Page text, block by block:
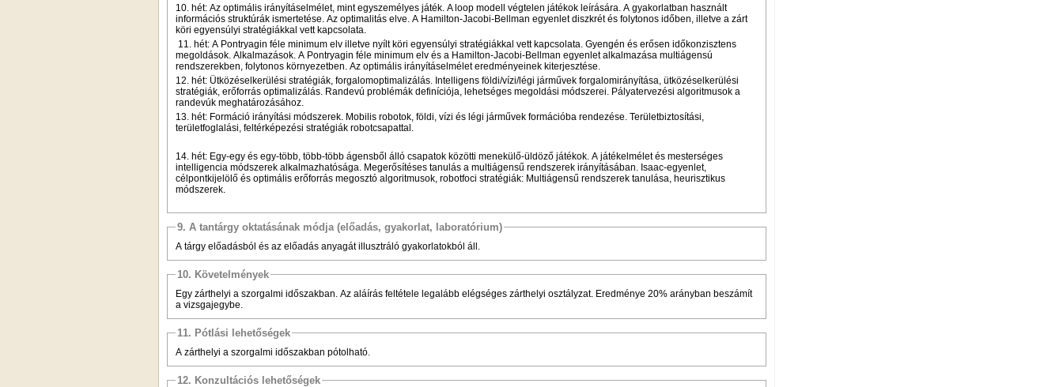
10. hét: Az optimális irányításelmélet, mint egyszemélyes játék. A loop modell végtelen játékok leírására. A gyakorlatban használt
információs struktúrák ismertetése. Az optimalitás elve. A Hamilton-Jacobi-Bellman egyenlet diszkrét és folytonos időben, illetve a zárt
köri egyensúlyi stratégiákkal vett kapcsolata.
11. hét: A Pontryagin féle minimum elv illetve nyílt köri egyensúlyi stratégiákkal vett kapcsolata. Gyengén és erősen időkonzisztens
megoldások. Alkalmazások. A Pontryagin féle minimum elv és a Hamilton-Jacobi-Bellman egyenlet alkalmazása multiágensú
rendszerekben, folytonos környezetben. Az optimális irányításelmélet eredményeinek kiterjesztése.
12. hét: Ütközéselkerülési stratégiák, forgalomoptimalizálás. Intelligens földi/vízi/légi járművek forgalomirányítása, ütközéselkerülési
stratégiák, erőforrás optimalizálás. Randevú problémák definíciója, lehetséges megoldási módszerei. Pályatervezési algoritmusok a
randevúk meghatározásához.
13. hét: Formáció irányítási módszerek. Mobilis robotok, földi, vízi és légi járművek formációba rendezése. Területbiztosítási,
területfoglalási, feltérképezési stratégiák robotcsapattal.
14. hét: Egy-egy és egy-több, több-több ágensből álló csapatok közötti menekülő-üldöző játékok. A játékelmélet és mesterséges
intelligencia módszerek alkalmazhatósága. Megerősítéses tanulás a multiágensű rendszerek irányításában. Isaac-egyenlet,
célpontkijelölő és optimális erőforrás megosztó algoritmusok, robotfoci stratégiák: Multiágensű rendszerek tanulása, heurisztikus
módszerek.
9. A tantárgy oktatásának módja (előadás, gyakorlat, laboratórium)
A tárgy előadásból és az előadás anyagát illusztráló gyakorlatokból áll.
10. Követelmények
Egy zárthelyi a szorgalmi időszakban. Az aláírás feltétele legalább elégséges zárthelyi osztályzat. Eredménye 20% arányban beszámít
a vizsgajegybe.
11. Pótlási lehetőségek
A zárthelyi a szorgalmi időszakban pótolható.
12. Konzultációs lehetőségek